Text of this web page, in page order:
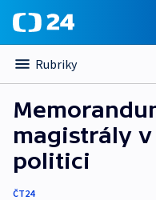
Rubriky
magistrály
politici
ČT24